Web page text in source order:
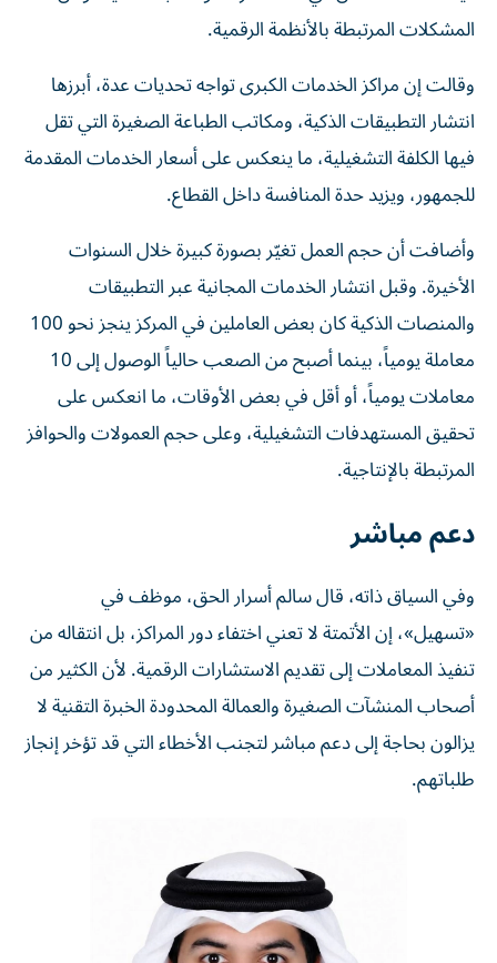
المشكلات المرتبطة بالأنظمة الرقمية.
وقالت إن مراكز الخدمات الكبرى تواجه تحديات عدة، أبرزها
انتشار التطبيقات الذكية، ومكاتب الطباعة الصغيرة التي تقل
فيها الكلفة التشغيلية، ما ينعكس على أسعار الخدمات المقدمة
للجمهور، ويزيد حدة المنافسة داخل القطاع.
وأضافت أن حجم العمل تغيّر بصورة كبيرة خلال السنوات
الأخيرة. وقبل انتشار الخدمات المجانية عبر التطبيقات
والمنصات الذكية كان بعض العاملين في المركز ينجز نحو 100
معاملة يومياً، بينما أصبح من الصعب حالياً الوصول إلى 10
معاملات يومياً، أو أقل في بعض الأوقات، ما انعكس على
تحقيق المستهدفات التشغيلية، وعلى حجم العمولات والحوافز
المرتبطة بالإنتاجية.
دعم مباشر
وفي السياق ذاته، قال سالم أسرار الحق، موظف في
«تسهيل»، إن الأتمتة لا تعني اختفاء دور المراكز، بل انتقاله من
تنفيذ المعاملات إلى تقديم الاستشارات الرقمية. لأن الكثير من
أصحاب المنشآت الصغيرة والعمالة المحدودة الخبرة التقنية لا
يزالون بحاجة إلى دعم مباشر لتجنب الأخطاء التي قد تؤخر إنجاز
طلباتهم.